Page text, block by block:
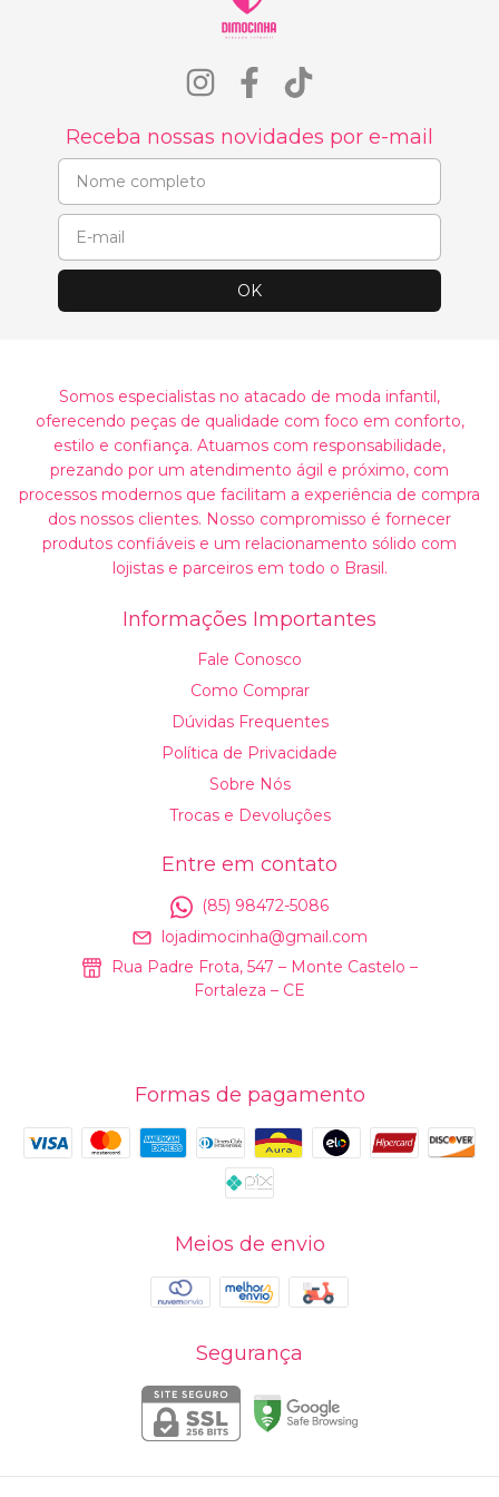
Receba nossas novidades por e-mail
Somos especialistas no atacado de moda infantil,
oferecendo peças de qualidade com foco em conforto,
estilo e confiança. Atuamos com responsabilidade,
prezando por um atendimento ágil e próximo, com
processos modernos que facilitam a experiência de compra
dos nossos clientes. Nosso compromisso é fornecer
produtos confiáveis e um relacionamento sólido com
lojistas e parceiros em todo o Brasil.
Informações Importantes
Fale Conosco
Como Comprar
Dúvidas Frequentes
Política de Privacidade
Sobre Nós
Trocas e Devoluções
Entre em contato
(85) 98472-5086
lojadimocinha@gmail.com
Rua Padre Frota, 547 – Monte Castelo –
Fortaleza – CE
Formas de pagamento
Meios de envio
Segurança